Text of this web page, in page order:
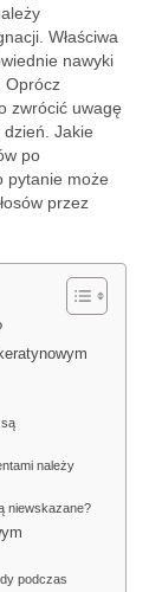
Właściwa
nawyki
Oprócz
zwrócić uwagę
dzień. Jakie
po
pytanie może
przez
należy
niewskazane?
podczas